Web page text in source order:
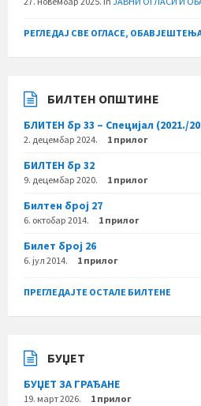
РЕГЛЕДАЈ СВЕ ОГЛАСЕ,
БИЛТЕН ОПШТИНЕ
БЛИТЕН бр 33 – Специјал (2021./
2. децембар 2024. 1 прилог
БИЛТЕН бр 32
9. децембар 2020. 1 прилог
Билтен број 27
6. октобар 2014. 1 прилог
Билет број 26
6. јул 2014. 1 прилог
ПРЕГЛЕДАЈТЕ ОСТАЛЕ БИЛТЕНЕ
БУЏЕТ
БУЏЕТ ЗА ГРАЂАНЕ
19. март 2026. 1 прилог